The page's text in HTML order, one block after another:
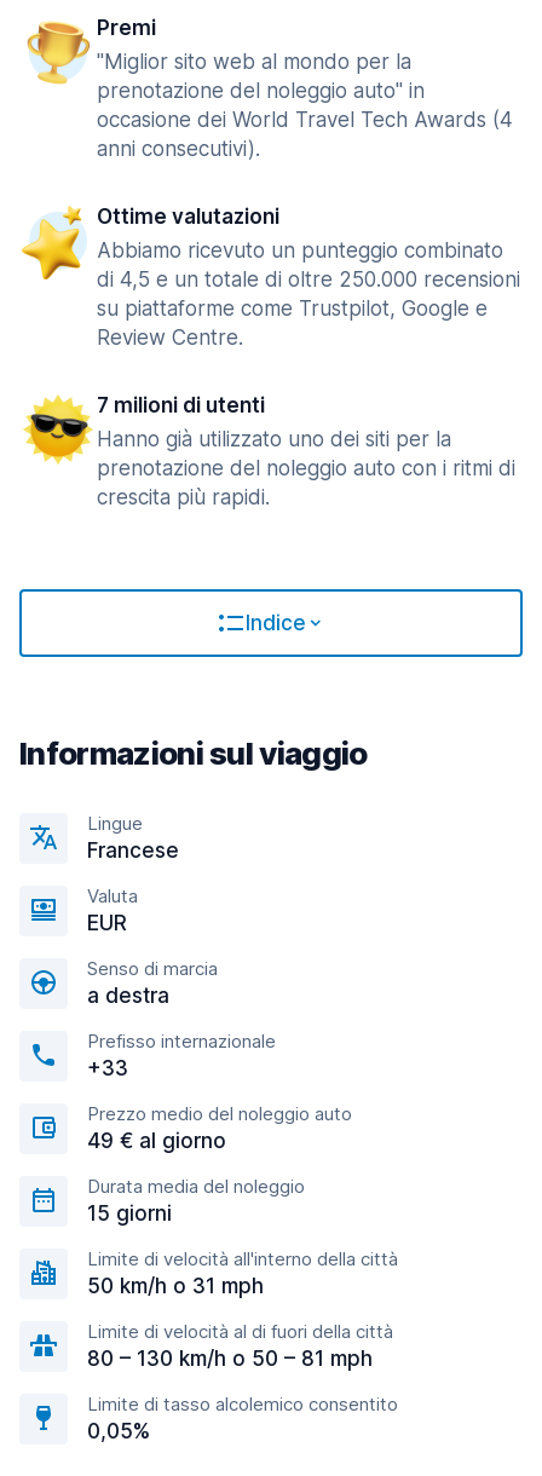
Premi
"Miglior sito web al mondo per la
prenotazione del noleggio auto" in
occasione dei World Travel Tech Awards (4
anni consecutivi).
Ottime valutazioni
Abbiamo ricevuto un punteggio combinato
di 4,5 e un totale di oltre 250.000 recensioni
su piattaforme come Trustpilot, Google e
Review Centre.
7 milioni di utenti
Hanno già utilizzato uno dei siti per la
prenotazione del noleggio auto con i ritmi di
crescita più rapidi.
Indice
Informazioni sul viaggio
Lingue
Francese
Valuta
EUR
Senso di marcia
a destra
Prefisso internazionale
+33
Prezzo medio del noleggio auto
49 € al giorno
Durata media del noleggio
15 giorni
Limite di velocità all'interno della città
50 km/h o 31 mph
Limite di velocità al di fuori della città
80 – 130 km/h o 50 – 81 mph
Limite di tasso alcolemico consentito
0,05%